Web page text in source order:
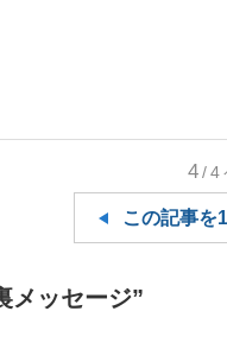
と言って…」サッカー日本代
4/4
この記事を
メッセージ”